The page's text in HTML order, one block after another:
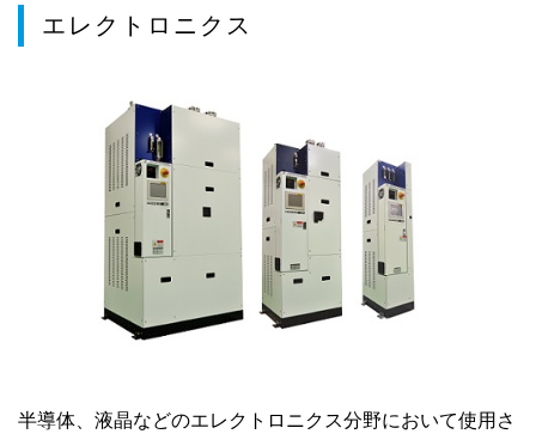
エレクトロニクス
半導体、液晶などのエレクトロニクス分野において使用さ